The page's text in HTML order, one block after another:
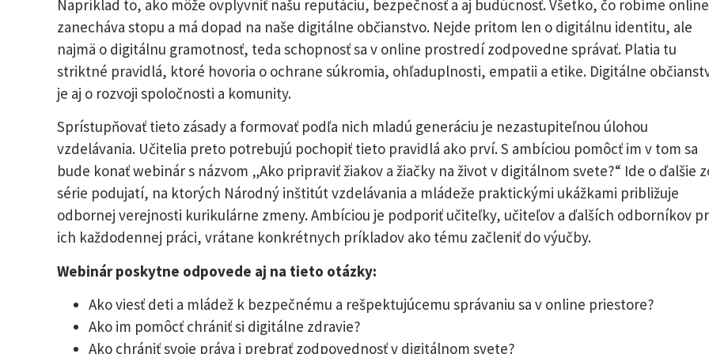
Napríklad to, ako môže ovplyvniť našu reputáciu, bezpečnosť a aj budúcnosť. Všetko, čo robíme
zanecháva stopu a má dopad na naše digitálne občianstvo. Nejde pritom len o digitálnu identitu, ale
najmä o digitálnu gramotnosť, teda schopnosť sa v online prostredí zodpovedne správať. Platia tu
striktné pravidlá, ktoré hovoria o ochrane súkromia, ohľaduplnosti, empatii a etike. Digitálne
je aj o rozvoji spoločnosti a komunity.
Sprístupňovať tieto zásady a formovať podľa nich mladú generáciu je nezastupiteľnou úlohou
vzdelávania. Učitelia preto potrebujú pochopiť tieto pravidlá ako prví. S ambíciou pomôcť im v tom sa
bude konať webinár s názvom „Ako pripraviť žiakov a žiačky na život v digitálnom svete?“ Ide o ďalšie
série podujatí, na ktorých Národný inštitút vzdelávania a mládeže praktickými ukážkami približuje
odbornej verejnosti kurikulárne zmeny. Ambíciou je podporiť učiteľky, učiteľov a ďalších odborníkov
ich každodennej práci, vrátane konkrétnych príkladov ako tému začleniť do výučby.
Webinár poskytne odpovede aj na tieto otázky:
Ako viesť deti a mládež k bezpečnému a rešpektujúcemu správaniu sa v online priestore?
Ako im pomôcť chrániť si digitálne zdravie?
Ako chrániť svoje práva i prebrať zodpovednosť v digitálnom svete?